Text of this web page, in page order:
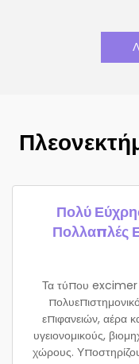
Πολύ
Πολλαπλές
Τα τύπου excimer
επιφανειών, αέρα
υγειονομικούς,
χώρους.